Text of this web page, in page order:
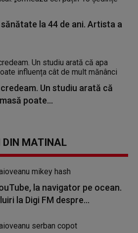
la 44 de ani. Artista a
Un studiu arată că
poate...
DIN MATINAL
la navigator pe ocean.
la Digi FM despre...